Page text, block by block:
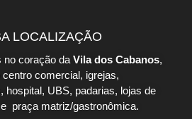
LOCALIZAÇÃO
no coração da Vila dos Cabanos,
centro comercial, igrejas,
hospital, UBS, padarias, lojas de
praça matriz/gastronômica.